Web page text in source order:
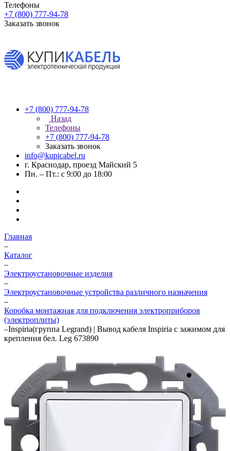
Телефоны
+7 (800) 777-94-78
Заказать звонок
+7 (800) 777-94-78
Назад
Телефоны
+7 (800) 777-94-78
Заказать звонок
info@kupicabel.ru
г. Краснодар, проезд Майский 5
Пн. – Пт.: с 9:00 до 18:00
Главная
–
Каталог
–
Электроустановочные изделия
–
Электроустановочные устройства различного назначения
–
Коробка монтажная для подключения электроприборов
(электроплиты)
–Inspiria(группа Legrand) | Вывод кабеля Inspiria с зажимом для
крепления бел. Leg 673890